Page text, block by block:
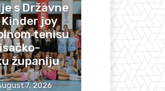
s Državne
joy
tenisu
županiju
7, 2026